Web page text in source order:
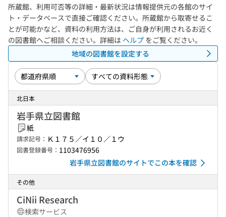
所蔵館、利用可否等の詳細・最新状況は情報提供元の各館のサイ
ト・データベースで直接ご確認ください。所蔵館から取寄せるこ
とが可能かなど、資料の利用方法は、ご自身が利用されるお近く
の図書館へご相談ください。詳細は ヘルプ をご覧ください。
地域の図書館を設定する
北日本
岩手県立図書館
紙
請求記号： Ｋ１７５／イ１０／１ウ
図書登録番号： 1103476956
岩手県立図書館のサイトでこの本を確認
その他
CiNii Research
検索サービス